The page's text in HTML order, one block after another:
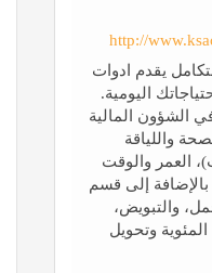
http://
يقدم ادوات
اليومية.
الشؤون المالية
واللياقة
العمر والوقت
إلى قسم
والتبويض،
وتحويل